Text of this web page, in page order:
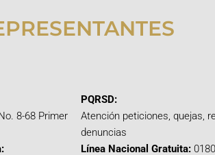
8-68 Primer
PQRSD:
Atención peticiones, quejas,
denuncias
Línea Nacional Gratuita: